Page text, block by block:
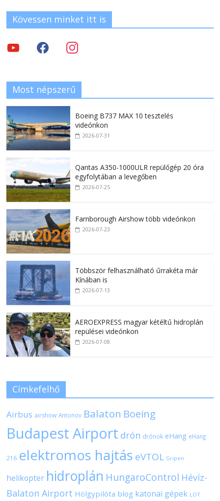
Kövessen minket itt is
Most népszerű
Boeing B737 MAX 10 tesztelés
videónkon
2026-07-31
Qantas A350-1000ULR repülőgép 20 óra
egyfolytában a levegőben
2026-07-25
Farnborough Airshow több videónkon
2026-07-23
Többször felhasználható űrrakéta már
Kínában is
2026-07-13
AEROEXPRESS magyar kétéltű hidroplán
repülései videónkon
2026-07-08
Címkefelhő
Airbus airshow Antonov Balaton Boeing
Budapest Airport drón drónok eHang eHang
216 elektromos hajtás eVTOL Gripen
helikopter hidroplán HungaroControl Hévíz-
Balaton Airport Hölgypilóta blog katonai gépek LOT